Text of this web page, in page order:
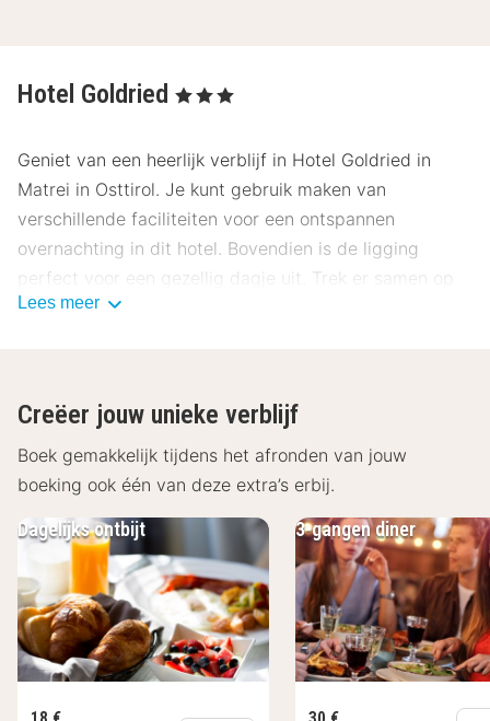
Hotel Goldried , 3 Sterren
Geniet van een heerlijk verblijf in Hotel Goldried in
Matrei in Osttirol. Je kunt gebruik maken van
verschillende faciliteiten voor een ontspannen
overnachting in dit hotel. Bovendien is de ligging
perfect voor een gezellig dagje uit. Trek er samen op
uit en verken de prachtige omgeving van Matrei in
Lees meer
Creëer jouw unieke verblijf
Boek gemakkelijk tijdens het afronden van jouw
boeking ook één van deze extra’s erbij.
3-gangen diner
Dagelijks ontbijt